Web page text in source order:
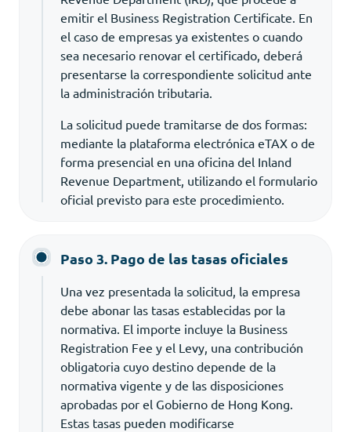
emitir el Business Registration Certificate. En
el caso de empresas ya existentes o cuando
sea necesario renovar el certificado, deberá
presentarse la correspondiente solicitud ante
la administración tributaria.
La solicitud puede tramitarse de dos formas:
mediante la plataforma electrónica eTAX o de
forma presencial en una oficina del Inland
Revenue Department, utilizando el formulario
oficial previsto para este procedimiento.
Paso 3. Pago de las tasas oficiales
Una vez presentada la solicitud, la empresa
debe abonar las tasas establecidas por la
normativa. El importe incluye la Business
Registration Fee y el Levy, una contribución
obligatoria cuyo destino depende de la
normativa vigente y de las disposiciones
aprobadas por el Gobierno de Hong Kong.
Estas tasas pueden modificarse